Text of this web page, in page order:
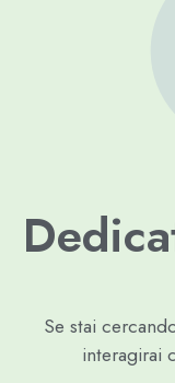
Se stai
interagirai